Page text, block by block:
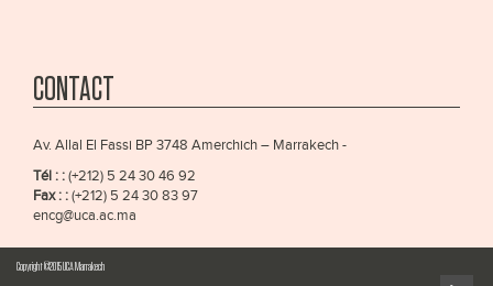
CONTACT
Av. Allal El Fassi BP 3748 Amerchich – Marrakech -
Tél : :(+212) 5 24 30 46 92
Fax : :(+212) 5 24 30 83 97
encg@uca.ac.ma
Copyright ©2015 UCA Marrakech